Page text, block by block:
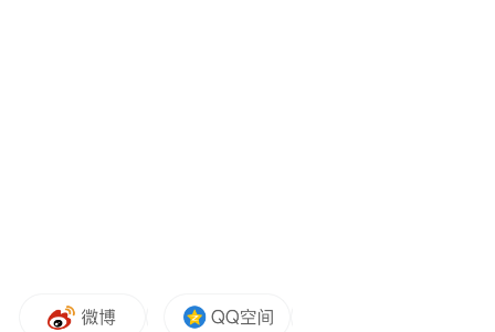
基于这样的背景，十几年来一直潜心于“数字